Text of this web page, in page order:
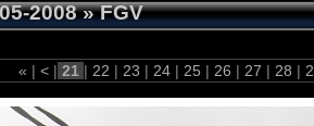
2008»FGV
« | < | 21 | 22 | 23 | 24 | 25 | 26 | 27 | 28 |